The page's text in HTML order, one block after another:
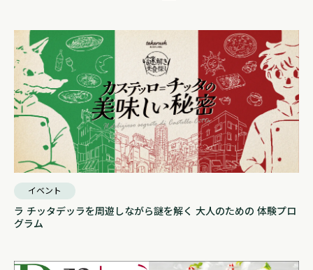
イベント
ラ チッタデッラを周遊しながら謎を解く 大人のための 体験プロ
グラム